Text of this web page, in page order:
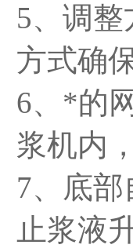
5、 调整
方式确
6、 *的
浆机内
7、 底
止浆液